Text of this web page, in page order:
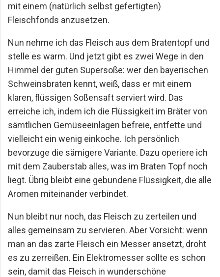
mit einem (natürlich selbst gefertigten)
Fleischfonds anzusetzen.
Nun nehme ich das Fleisch aus dem Bratentopf und
stelle es warm. Und jetzt gibt es zwei Wege in den
Himmel der guten Supersoße: wer den bayerischen
Schweinsbraten kennt,weiß, dass er mit einem
klaren, flüssigen Soßensaft serviert wird. Das
erreiche ich, indem ich die Flüssigkeit im Bräter von
sämtlichen Gemüseeinlagen befreie, entfette und
vielleicht ein wenig einkoche. Ich persönlich
bevorzuge die sämigere Variante. Dazu operiere ich
mit dem Zauberstab alles, was im Braten Topf noch
liegt. Übrig bleibt eine gebundene Flüssigkeit, die alle
Aromen miteinander verbindet.
Nun bleibt nur noch, das Fleisch zu zerteilen und
alles gemeinsam zu servieren. AberVorsicht: wenn
man an das zarte Fleisch ein Messer ansetzt, droht
es zu zerreißen. Ein Elektromesser sollte es schon
sein, damit das Fleisch in wunderschöne